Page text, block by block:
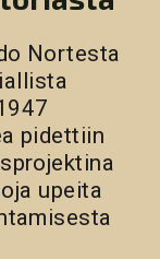
Nortesta
pidettiin
upeita